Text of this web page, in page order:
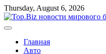
Перейти
к
содержимому
Thursday, August 6, 2026
Главная
Авто